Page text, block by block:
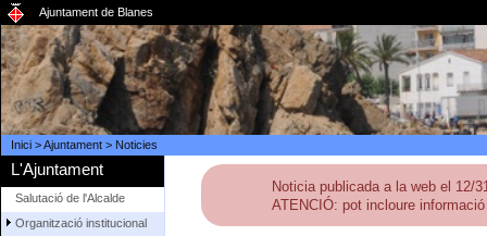
Ajuntament de Blanes
Inici>Ajuntament> Noticies
L'Ajuntament
Salutació de l'Alcalde
Organització institucional
Noticia publicada a la web el 12/
ATENCIÓ: pot incloure